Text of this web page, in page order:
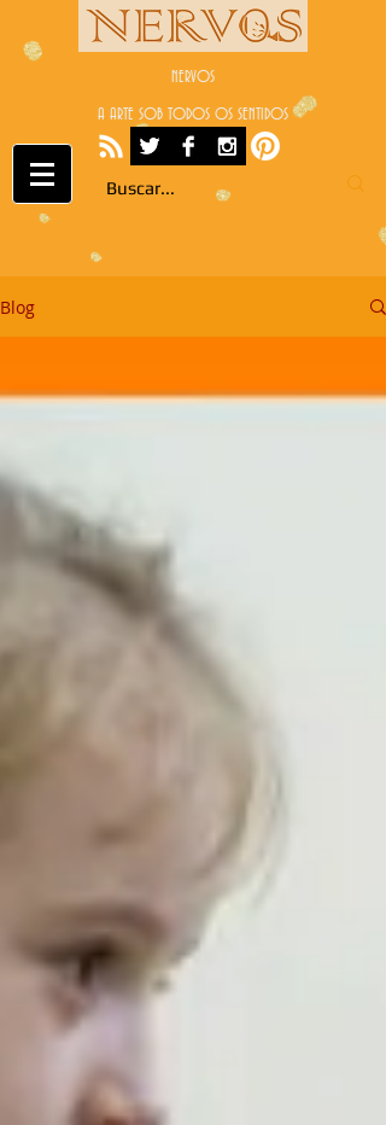
NERVOS
A ARTE SOB TODOS OS SENTIDOS
Blog